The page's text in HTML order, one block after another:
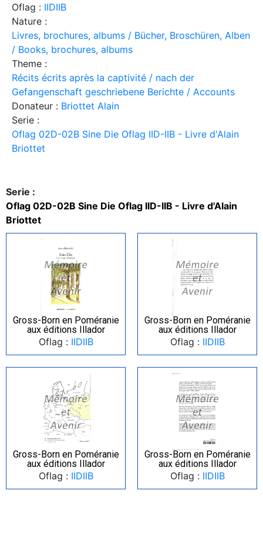
Oflag : IIDIIB
Nature :
Livres, brochures, albums / Bücher, Broschüren, Alben
/ Books, brochures, albums
Theme :
Récits écrits après la captivité / nach der
Gefangenschaft geschriebene Berichte / Accounts
Donateur : Briottet Alain
Serie :
Oflag 02D-02B Sine Die Oflag IID-IIB - Livre d'Alain
Briottet
Serie :
Oflag 02D-02B Sine Die Oflag IID-IIB - Livre d'Alain
Briottet
Gross-Born en Poméranie
aux éditions Illador
Oflag : IIDIIB
Gross-Born en Poméranie
aux éditions Illador
Oflag : IIDIIB
Gross-Born en Poméranie
aux éditions Illador
Oflag : IIDIIB
Gross-Born en Poméranie
aux éditions Illador
Oflag : IIDIIB